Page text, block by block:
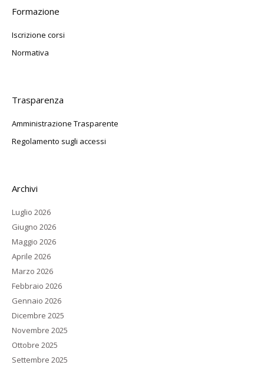
Formazione
Iscrizione corsi
Normativa
Trasparenza
Amministrazione Trasparente
Regolamento sugli accessi
Archivi
Luglio 2026
Giugno 2026
Maggio 2026
Aprile 2026
Marzo 2026
Febbraio 2026
Gennaio 2026
Dicembre 2025
Novembre 2025
Ottobre 2025
Settembre 2025